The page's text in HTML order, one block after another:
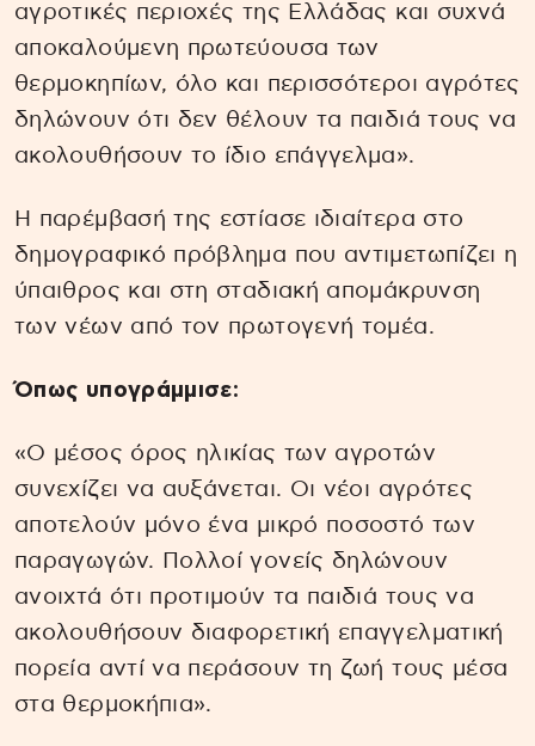
αγροτικές περιοχές της Ελλάδας και συχνά
αποκαλούμενη πρωτεύουσα των
θερμοκηπίων, όλο και περισσότεροι αγρότες
δηλώνουν ότι δεν θέλουν τα παιδιά τους να
ακολουθήσουν το ίδιο επάγγελμα».
Η παρέμβασή της εστίασε ιδιαίτερα στο
δημογραφικό πρόβλημα που αντιμετωπίζει η
ύπαιθρος και στη σταδιακή απομάκρυνση
των νέων από τον πρωτογενή τομέα.
Όπως υπογράμμισε:
«Ο μέσος όρος ηλικίας των αγροτών
συνεχίζει να αυξάνεται. Οι νέοι αγρότες
αποτελούν μόνο ένα μικρό ποσοστό των
παραγωγών. Πολλοί γονείς δηλώνουν
ανοιχτά ότι προτιμούν τα παιδιά τους να
ακολουθήσουν διαφορετική επαγγελματική
πορεία αντί να περάσουν τη ζωή τους μέσα
στα θερμοκήπια».